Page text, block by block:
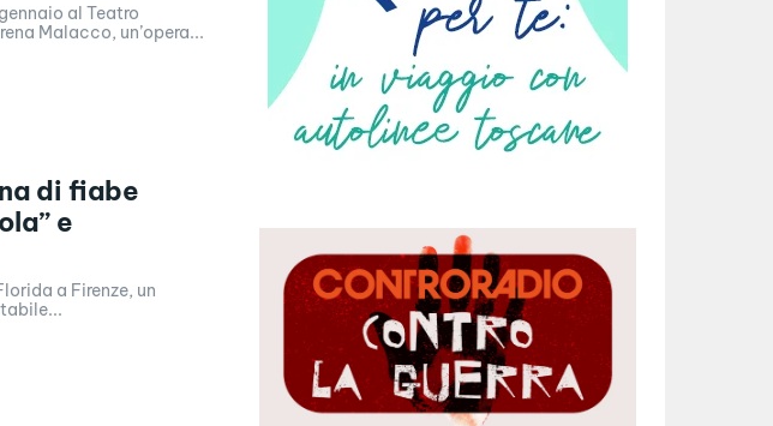
al Teatro
Malacco, un’opera...
di fiabe
e
a Firenze, un